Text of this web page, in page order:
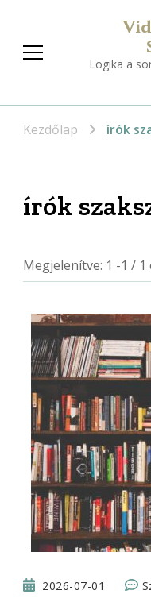
Logika a
Kezdőlap írók
írók
Megjelenítve: 1 -1 / 1
2026-07-01